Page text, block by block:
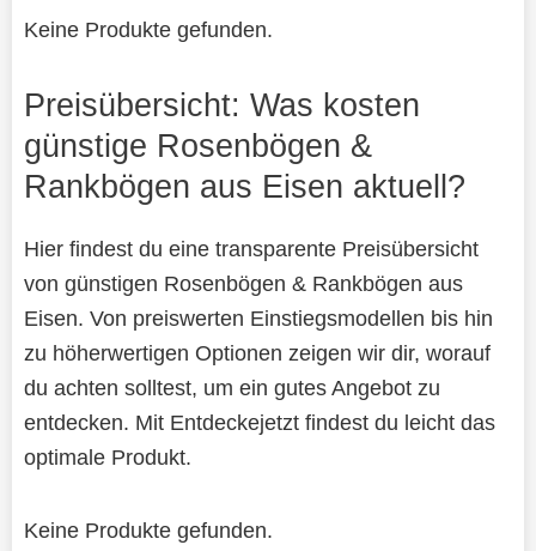
Keine Produkte gefunden.
Preisübersicht: Was kosten
günstige Rosenbögen &
Rankbögen aus Eisen aktuell?
Hier findest du eine transparente Preisübersicht
von günstigen Rosenbögen & Rankbögen aus
Eisen. Von preiswerten Einstiegsmodellen bis hin
zu höherwertigen Optionen zeigen wir dir, worauf
du achten solltest, um ein gutes Angebot zu
entdecken. Mit Entdeckejetzt findest du leicht das
optimale Produkt.
Keine Produkte gefunden.